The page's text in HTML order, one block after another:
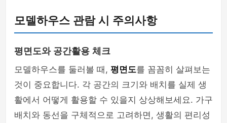
모델하우스 관람 시 주의사항
평면도와 공간활용 체크
모델하우스를 둘러볼 때, 평면도를 꼼꼼히 살펴보는
것이 중요합니다. 각 공간의 크기와 배치를 실제 생
활에서 어떻게 활용할 수 있을지 상상해보세요. 가구
배치와 동선을 구체적으로 고려하면, 생활의 편리성